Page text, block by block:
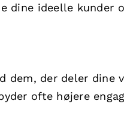
dine ideelle kunder
dem, der deler
ofte højere